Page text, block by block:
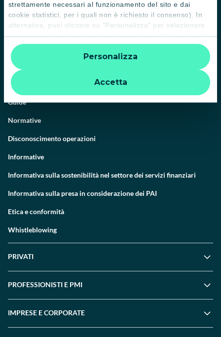
strettamente necessari al funzionamento del sito e dai
cookie statistici, per i quali non è richiesto il consenso). In
alternativa, puoi cliccare su "Personalizza" per selezionare
le categorie di cookie che desideri accettare. Cliccando sulla
“X” le impostazioni predefinite vengono lasciate invariate e
quindi la navigazione può continuare senza cookie o altri
strumenti di tracciamento diversi da quelli tecnici. Per
ulteriori informazioni:
informativa privacy
Accetta
Personalizza
Contattaci
Domande frequenti
Successioni
Servizi e pagamenti digitali
News e Magazine
Guide
Normative
Disconoscimento operazioni
Informative
Informativa sulla sostenibilità nel settore dei servizi finanziari
Informativa sulla presa in considerazione dei PAI
Etica e conformità
Whistleblowing
PRIVATI
PROFESSIONISTI E PMI
IMPRESE E CORPORATE